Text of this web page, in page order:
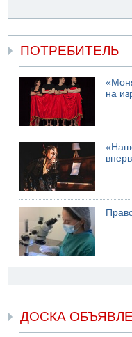
ПОТРЕБИТЕЛЬ
на
ДОСКА